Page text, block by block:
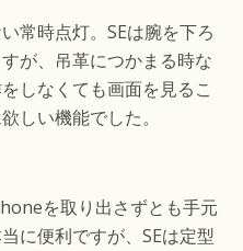
常時点灯。SEは腕を下ろ
が、吊革につかまる時な
しなくても画面を見るこ
しい機能でした。
を取り出さずとも手元
に便利ですが、SEは定型